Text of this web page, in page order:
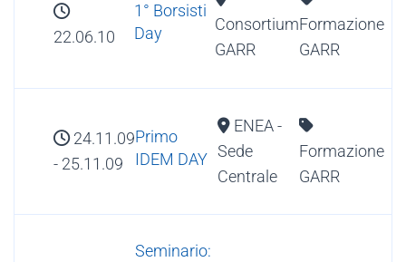
22.06.10
1° Borsisti
Day
Consortium
GARR
Formazione
GARR
24.11.09
- 25.11.09
Primo
IDEM DAY
ENEA -
Sede
Centrale
Formazione
GARR
Seminario: